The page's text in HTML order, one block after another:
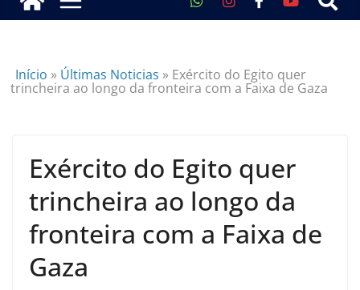
Início » Últimas Noticias » Exército do Egito quer
trincheira ao longo da fronteira com a Faixa de Gaza
Exército do Egito quer
trincheira ao longo da
fronteira com a Faixa de
Gaza